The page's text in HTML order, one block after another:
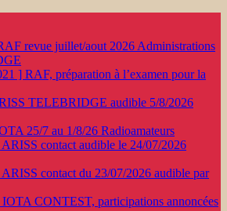
revue juillet/aout 2026 Administrations
] RAF, préparation à l’examen pour la
TELEBRIDGE audible 5/8/2026
25/7 au 1/8/26 Radioamateurs
ARISS contact audible le 24/07/2026
ARISS contact du 23/07/2026 audible par
IOTA CONTEST, participations annoncées